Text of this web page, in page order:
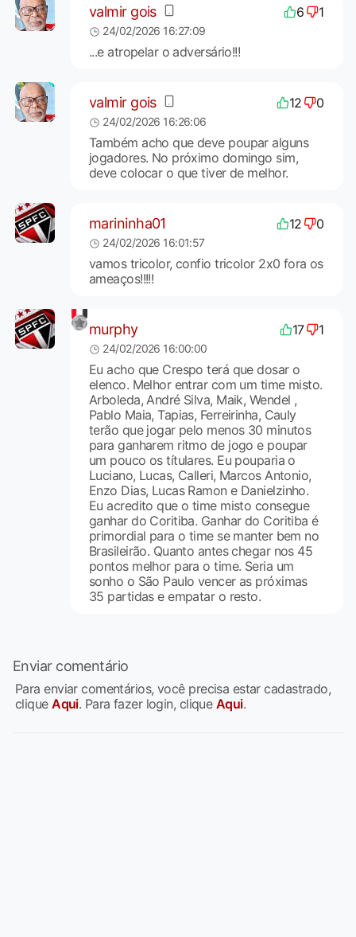
valmir gois 6 1
24/02/2026 16:27:09
...e atropelar o adversário!!!
valmir gois 12 0
24/02/2026 16:26:06
Também acho que deve poupar alguns
jogadores. No próximo domingo sim,
deve colocar o que tiver de melhor.
marininha01 12 0
24/02/2026 16:01:57
vamos tricolor, confio tricolor 2x0 fora os
ameaços!!!!!
murphy 17 1
24/02/2026 16:00:00
Eu acho que Crespo terá que dosar o
elenco. Melhor entrar com um time misto.
Arboleda, André Silva, Maik, Wendel ,
Pablo Maia, Tapias, Ferreirinha, Cauly
terão que jogar pelo menos 30 minutos
para ganharem ritmo de jogo e poupar
um pouco os títulares. Eu pouparia o
Luciano, Lucas, Calleri, Marcos Antonio,
Enzo Dias, Lucas Ramon e Danielzinho.
Eu acredito que o time misto consegue
ganhar do Coritiba. Ganhar do Coritiba é
primordial para o time se manter bem no
Brasileirão. Quanto antes chegar nos 45
pontos melhor para o time. Seria um
sonho o São Paulo vencer as próximas
35 partidas e empatar o resto.
Enviar comentário
Para enviar comentários, você precisa estar cadastrado,
cliqueAqui. Para fazer login, clique Aqui.